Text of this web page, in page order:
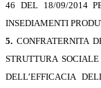
46 DEL 18/09/2014
INSEDIAMENTI
5. CONFRATERNITA
STRUTTURA
DELL’EFFICACIA